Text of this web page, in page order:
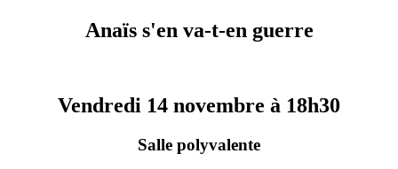
Anaïs s'en va-t-en guerre
Vendredi 14 novembre à 18h30
Salle polyvalente